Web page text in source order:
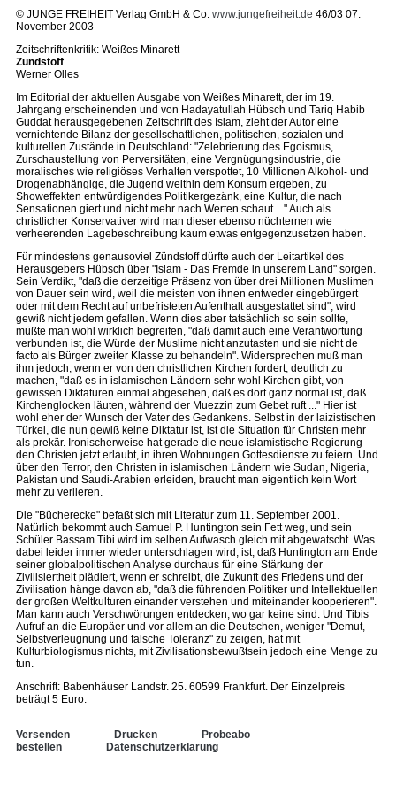
© JUNGE FREIHEIT Verlag GmbH & Co. www.jungefreiheit.de 46/03 07.
November 2003
Zeitschriftenkritik: Weißes Minarett
Zündstoff
Werner Olles
Im Editorial der aktuellen Ausgabe von Weißes Minarett, der im 19.
Jahrgang erscheinenden und von Hadayatullah Hübsch und Tariq Habib
Guddat herausgegebenen Zeitschrift des Islam, zieht der Autor eine
vernichtende Bilanz der gesellschaftlichen, politischen, sozialen und
kulturellen Zustände in Deutschland: "Zelebrierung des Egoismus,
Zurschaustellung von Perversitäten, eine Vergnügungsindustrie, die
moralisches wie religiöses Verhalten verspottet, 10 Millionen Alkohol- und
Drogenabhängige, die Jugend weithin dem Konsum ergeben, zu
Showeffekten entwürdigendes Politikergezänk, eine Kultur, die nach
Sensationen giert und nicht mehr nach Werten schaut ..." Auch als
christlicher Konservativer wird man dieser ebenso nüchternen wie
verheerenden Lagebeschreibung kaum etwas entgegenzusetzen haben.
Für mindestens genausoviel Zündstoff dürfte auch der Leitartikel des
Herausgebers Hübsch über "Islam - Das Fremde in unserem Land" sorgen.
Sein Verdikt, "daß die derzeitige Präsenz von über drei Millionen Muslimen
von Dauer sein wird, weil die meisten von ihnen entweder eingebürgert
oder mit dem Recht auf unbefristeten Aufenthalt ausgestattet sind", wird
gewiß nicht jedem gefallen. Wenn dies aber tatsächlich so sein sollte,
müßte man wohl wirklich begreifen, "daß damit auch eine Verantwortung
verbunden ist, die Würde der Muslime nicht anzutasten und sie nicht de
facto als Bürger zweiter Klasse zu behandeln". Widersprechen muß man
ihm jedoch, wenn er von den christlichen Kirchen fordert, deutlich zu
machen, "daß es in islamischen Ländern sehr wohl Kirchen gibt, von
gewissen Diktaturen einmal abgesehen, daß es dort ganz normal ist, daß
Kirchenglocken läuten, während der Muezzin zum Gebet ruft ..." Hier ist
wohl eher der Wunsch der Vater des Gedankens. Selbst in der laizistischen
Türkei, die nun gewiß keine Diktatur ist, ist die Situation für Christen mehr
als prekär. Ironischerweise hat gerade die neue islamistische Regierung
den Christen jetzt erlaubt, in ihren Wohnungen Gottesdienste zu feiern. Und
über den Terror, den Christen in islamischen Ländern wie Sudan, Nigeria,
Pakistan und Saudi-Arabien erleiden, braucht man eigentlich kein Wort
mehr zu verlieren.
Die "Bücherecke" befaßt sich mit Literatur zum 11. September 2001.
Natürlich bekommt auch Samuel P. Huntington sein Fett weg, und sein
Schüler Bassam Tibi wird im selben Aufwasch gleich mit abgewatscht. Was
dabei leider immer wieder unterschlagen wird, ist, daß Huntington am Ende
seiner globalpolitischen Analyse durchaus für eine Stärkung der
Zivilisiertheit plädiert, wenn er schreibt, die Zukunft des Friedens und der
Zivilisation hänge davon ab, "daß die führenden Politiker und Intellektuellen
der großen Weltkulturen einander verstehen und miteinander kooperieren".
Man kann auch Verschwörungen entdecken, wo gar keine sind. Und Tibis
Aufruf an die Europäer und vor allem an die Deutschen, weniger "Demut,
Selbstverleugnung und falsche Toleranz" zu zeigen, hat mit
Kulturbiologismus nichts, mit Zivilisationsbewußtsein jedoch eine Menge zu
tun.
Anschrift: Babenhäuser Landstr. 25. 60599 Frankfurt. Der Einzelpreis
beträgt 5 Euro.
Versenden Drucken
Probeabo
bestellen
Datenschutzerklärung